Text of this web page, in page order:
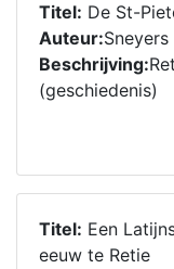
Titel: De St-
Auteur:
Beschrijving:
(geschiedenis)
Titel: Een
eeuw te Retie